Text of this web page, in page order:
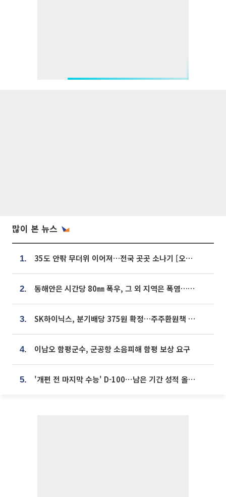
많이 본 뉴스
1. 35도 안팎 무더위 이어져…전국 곳곳 소나기 [오늘 날씨]
2. 동해안은 시간당 80㎜ 폭우, 그 외 지역은 폭염…‘극과 극 날씨’
3. SK하이닉스, 분기배당 375원 확정…주주환원책 9월로 앞당겨 발표
4. 이남오 함평군수, 군공항 소음피해 함평 보상 요구
5. '개편 전 마지막 수능' D-100⋯남은 기간 성적 올릴 전략은